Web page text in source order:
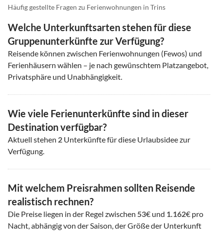
Häufig gestellte Fragen zu Ferienwohnungen in Trins
Welche Unterkunftsarten stehen für diese
Gruppenunterkünfte zur Verfügung?
Reisende können zwischen Ferienwohnungen (Fewos) und
Ferienhäusern wählen – je nach gewünschtem Platzangebot,
Privatsphäre und Unabhängigkeit.
Wie viele Ferienunterkünfte sind in dieser
Destination verfügbar?
Aktuell stehen 2 Unterkünfte für diese Urlaubsidee zur
Verfügung.
Mit welchem Preisrahmen sollten Reisende
realistisch rechnen?
Die Preise liegen in der Regel zwischen 53€ und 1.162€ pro
Nacht, abhängig von der Saison, der Größe der Unterkunft